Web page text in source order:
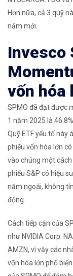
Hơn nữa, cả 3 quỹ
năm mới.
Invesco
vốn hóa
SPMO đã đạt được
1 năm 2025 là
Quỹ ETF yếu tố này
phiếu vốn hóa lớn
vào chúng một
phiếu S&P có hiệu
năm ngoái, không
động.
Cách tiếp cận của
như NVIDIA Corp.
AMZN, vì vậy các
vốn hóa lớn phổ